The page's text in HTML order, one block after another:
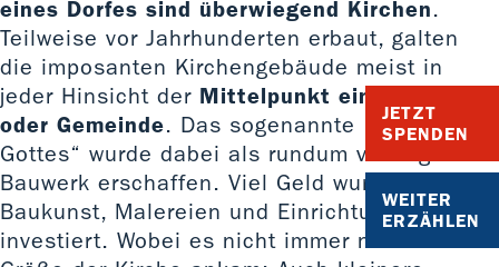
JETZT
SPENDEN
WEITER
ERZÄHLEN
eines Dorfes sind überwiegend Kirchen.
Teilweise vor Jahrhunderten erbaut, galten
die imposanten Kirchengebäude meist in
jeder Hinsicht der Mittelpunkt eines Dorfes
oder Gemeinde. Das sogenannte „Haus
Gottes“ wurde dabei als rundum vorzeigbares
Bauwerk erschaffen. Viel Geld wurde in die
Baukunst, Malereien und Einrichtungen
investiert. Wobei es nicht immer nur auf die